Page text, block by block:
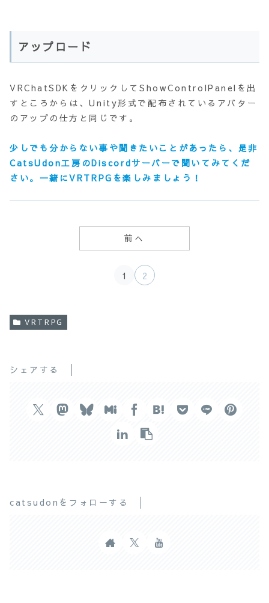
アップロード
VRChatSDKをクリックしてShowControlPanelを出
すところからは、Unity形式で配布されているアバター
のアップの仕方と同じです。
少しでも分からない事や聞きたいことがあったら、是非
CatsUdon工房のDiscordサーバーで聞いてみてくだ
さい。一緒にVRTRPGを楽しみましょう！
前へ
1 2
VRTRPG
シェアする
catsudonをフォローする